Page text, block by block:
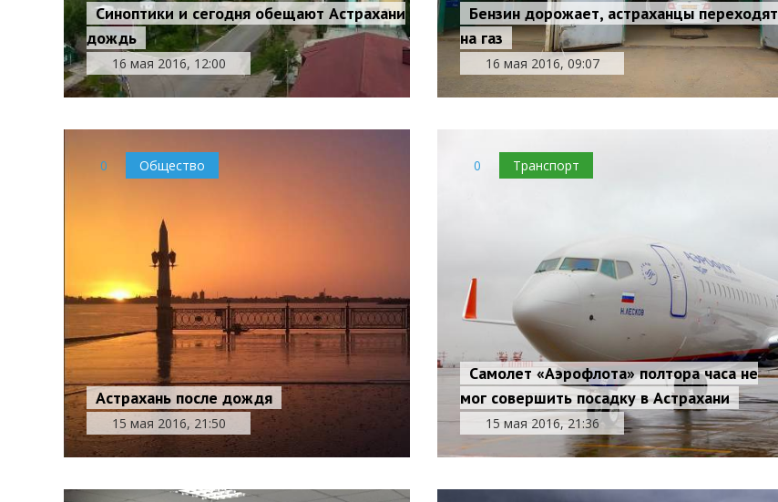
Синоптики и сегодня обещают Астрахани
дождь
16 мая 2016, 12:00
Бензин дорожает, астраханцы переходят
на газ
16 мая 2016, 09:07
0 Общество
Астрахань после дождя
15 мая 2016, 21:50
0 Транспорт
Самолет «Аэрофлота» полтора часа не
мог совершить посадку в Астрахани
15 мая 2016, 21:36